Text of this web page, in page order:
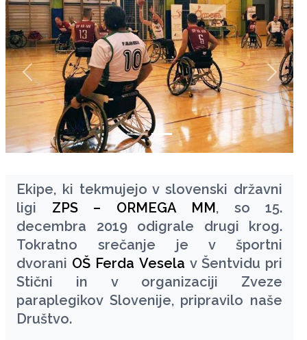
Ekipe, ki tekmujejo v slovenski državni
ligi ZPS – ORMEGA MM, so 15.
decembra 2019 odigrale drugi krog.
Tokratno srečanje je v športni
dvorani OŠ Ferda Vesela v Šentvidu pri
Stični in v organizaciji Zveze
paraplegikov Slovenije, pripravilo naše
Društvo.
zurück weiter